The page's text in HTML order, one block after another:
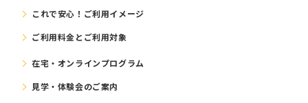
これで安⼼！ご利⽤イメージ
ご利⽤料⾦とご利⽤対象
在宅・オンラインプログラム
⾒学・体験会のご案内